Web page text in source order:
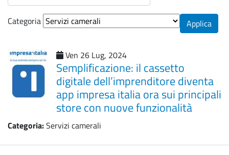
Categoria Applica
Ven 26 Lug, 2024
Semplificazione: il cassetto
digitale dell’imprenditore diventa
app impresa italia ora sui principali
store con nuove funzionalità
Categoria:Servizi camerali